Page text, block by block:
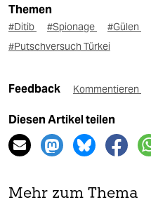
Themen
#Ditib #Spionage #Gülen
#Putschversuch Türkei
Feedback Kommentieren
Diesen Artikel teilen
Mehr zum Thema